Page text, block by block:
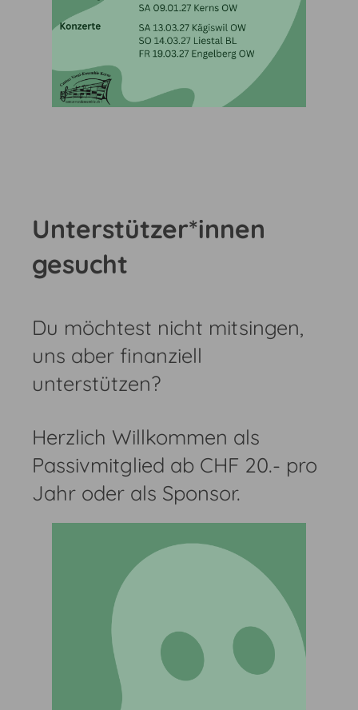
Unterstützer*innen
gesucht
Du möchtest nicht mitsingen,
uns aber finanziell
unterstützen?
Herzlich Willkommen als
Passivmitglied ab CHF 20.- pro
Jahr oder als Sponsor.